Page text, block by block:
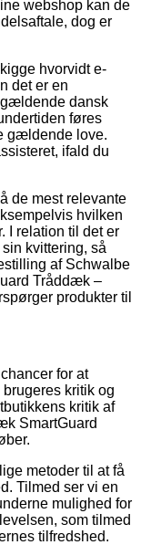
webshop kan de
dog er
hvorvidt e-
det er en
dansk
føres
gældende love.
ifald du
de mest relevante
hvilken
I relation til det er
kvittering, så
af Schwalbe
Tråddæk –
produkter til
for at
kritik og
kritik af
SmartGuard
metoder til at få
Tilmed ser vi en
mulighed for
som tilmed
tilfredshed.